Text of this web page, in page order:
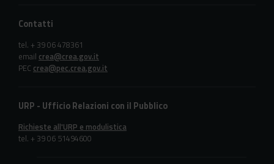
Contatti
tel. + 39 06 478361
email crea@crea.gov.it
PEC crea@pec.crea.gov.it
URP - Ufficio Relazioni con il Pubblico
Richieste all'URP e modulistica
tel. + 39 06 51494600